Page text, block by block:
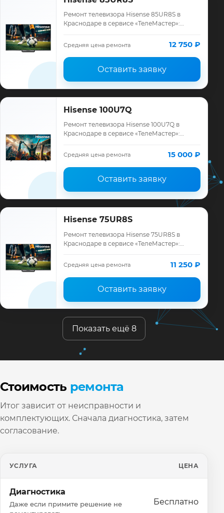
Ремонт телевизора Hisense 85UR8S в
Краснодаре в сервисе «ТелеМастер»:
ремонта, запчасти и гарантия до 12
месяцев.
Средняя цена ремонта 12 750 ₽
Оставить заявку
Hisense 100U7Q
Ремонт телевизора Hisense 100U7Q в
Краснодаре в сервисе «ТелеМастер»:
ремонта, запчасти и гарантия до 12
Средняя цена ремонта 15 000 ₽
Оставить заявку
Hisense 75UR8S
Ремонт телевизора Hisense 75UR8S в
Краснодаре в сервисе «ТелеМастер»:
ремонта, запчасти и гарантия до 12
месяцев.
Средняя цена ремонта 11 250 ₽
Оставить заявку
Показать ещё 8
Стоимость ремонта
Итог зависит от неисправности и
комплектующих. Сначала диагностика, затем
согласование.
УСЛУГА ЦЕНА
Диагностика
Даже если примите решение не
Бесплатно